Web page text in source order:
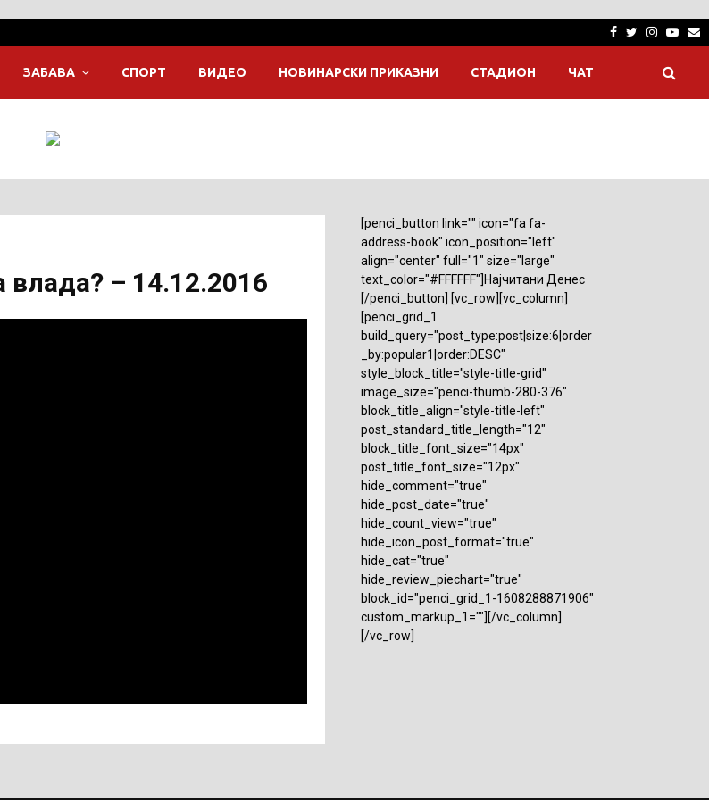
Facebook
Twitter
ЗАБАВА СПОРТ ВИДЕО НОВИНАРСКИ ПРИКАЗНИ СТАДИОН ЧАТ
влада? – 14.12.2016
[penci_button link="" icon="fa fa-
address-book" icon_position="left"
align="center" full="1" size="large"
text_color="#FFFFFF"]Најчитани Денес
[/penci_button] [vc_row][vc_column]
[penci_grid_1
build_query="post_type:post|size:6|order
_by:popular1|order:DESC"
style_block_title="style-title-grid"
image_size="penci-thumb-280-376"
block_title_align="style-title-left"
post_standard_title_length="12"
block_title_font_size="14px"
post_title_font_size="12px"
hide_comment="true"
hide_post_date="true"
hide_count_view="true"
hide_icon_post_format="true"
hide_cat="true"
hide_review_piechart="true"
block_id="penci_grid_1-1608288871906"
custom_markup_1=""][/vc_column]
[/vc_row]